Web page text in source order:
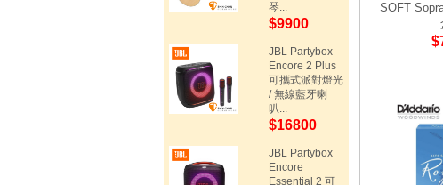
琴...
$9900
JBL Partybox
Encore 2 Plus
可攜式派對燈光
/ 無線藍牙喇
叭...
$16800
JBL Partybox
Encore
Essential 2 可
SOFT